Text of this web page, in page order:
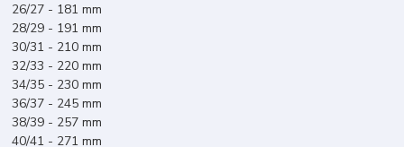
26/27 - 181 mm
28/29 - 191 mm
30/31 - 210 mm
32/33 - 220 mm
34/35 - 230 mm
36/37 - 245 mm
38/39 - 257 mm
40/41 - 271 mm